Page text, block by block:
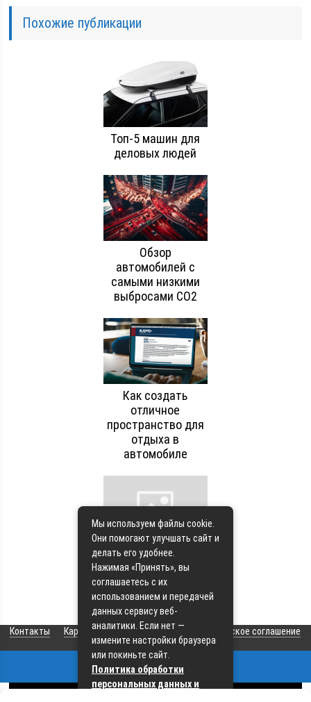
Похожие публикации
Топ-5 машин для
деловых людей
Обзор
автомобилей с
самыми низкими
выбросами CO2
Как создать
отличное
пространство для
отдыха в
автомобиле
Обслуживание
автомобилей в
зимний период
Контакты Карта сайта О сайте Пользовательское соглашение
© 2026 Все права защищены
Мы используем файлы cookie.
Они помогают улучшать сайт и
делать его удобнее.
Нажимая «Принять», вы
соглашаетесь с их
использованием и передачей
данных сервису веб-
аналитики. Если нет —
измените настройки браузера
или покиньте сайт.
Политика обработки
персональных данных и